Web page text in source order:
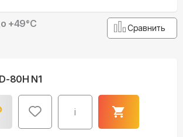
+49°С
Сравнить
80H N1
i